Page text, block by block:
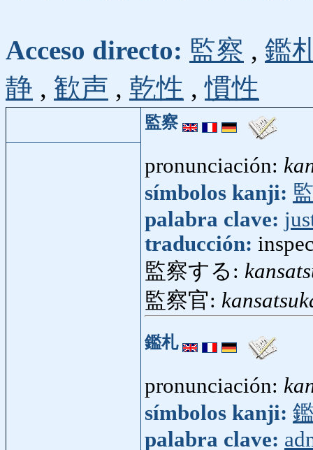
Acceso directo: 監察 , 鑑
静 , 歓声 , 乾性 ,慣性
監察
pronunciación:
símbolos kanji:
palabra clave:
traducción:
監察する:
監察官:
鑑札
pronunciación:
símbolos kanji:
palabra clave: